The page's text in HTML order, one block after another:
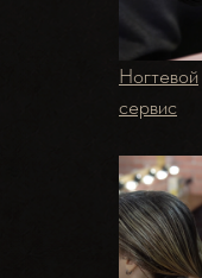
Ногтевой
сервис